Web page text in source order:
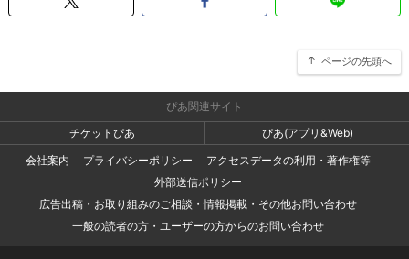
ページの先頭へ
ぴあ関連サイト
チケットぴあ
ぴあ(アプリ&Web)
会社案内
プライバシーポリシー
アクセスデータの利用・著作権等
外部送信ポリシー
広告出稿・お取り組みのご相談・情報掲載・その他お問い合わせ
一般の読者の方・ユーザーの方からのお問い合わせ